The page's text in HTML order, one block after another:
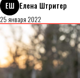
ЕШ Елена Штритер
25 января 2022